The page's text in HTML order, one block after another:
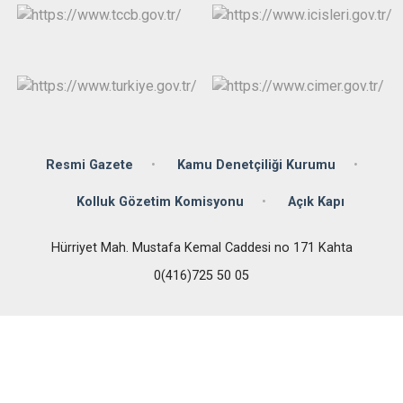
Resmi Gazete Kamu Denetçiliği Kurumu
Kolluk Gözetim Komisyonu Açık Kapı
Hürriyet Mah. Mustafa Kemal Caddesi no 171 Kahta
0(416)725 50 05